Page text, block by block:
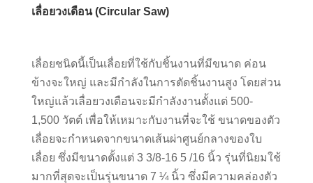
เลื่อยวงเดือน (Circular Saw)
เลื่อยชนิดนี้เป็นเลื่อยที่ใช้กับชิ้นงานที่มีขนาด ค่อน
ข้างจะใหญ่ และมีกำลังในการตัดชิ้นงานสูง โดยส่วน
ใหญ่แล้วเลื่อยวงเดือนจะมีกำลังงานตั้งแต่ 500-
1,500 วัตต์ เพื่อให้เหมาะกับงานที่จะใช้ ขนาดของตัว
เลื่อยจะกำหนดจากขนาดเส้นผ่าศูนย์กลางของใบ
เลื่อย ซึ่งมีขนาดตั้งแต่ 3 3/8-16 5 /16 นิ้ว รุ่นที่นิยมใช้
มากที่สุดจะเป็นรุ่นขนาด 7 ¼ นิ้ว ซึ่งมีความคล่องตัว